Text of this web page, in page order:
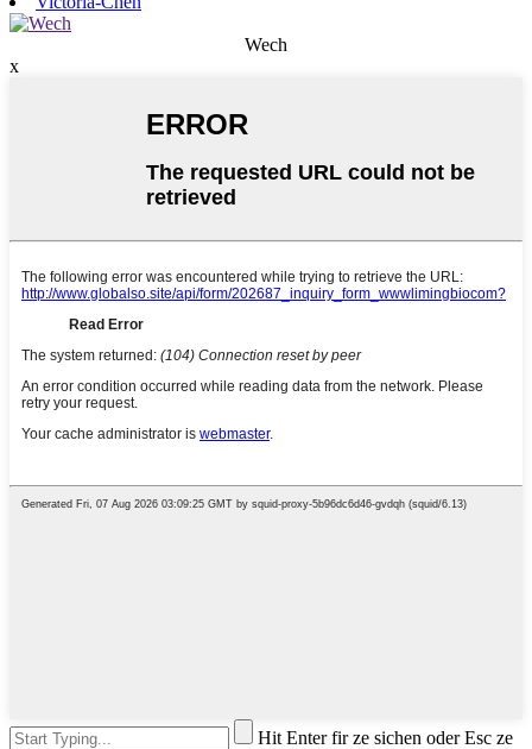
Wech
x
Hit Enter fir ze sichen oder Esc ze